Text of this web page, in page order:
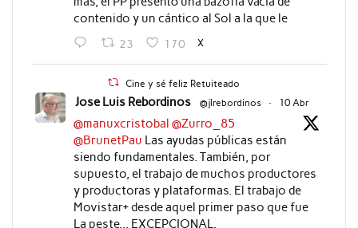
contenido y un cántico al Sol a la que le
23 170 X
Cine y sé feliz Retuiteado
Jose Luis Rebordinos @jlrebordinos · 10 Abr
@manuxcristobal @Zurro_85
@BrunetPau Las ayudas públicas están
siendo fundamentales. También, por
supuesto, el trabajo de muchos productores
y productoras y plataformas. El trabajo de
Movistar+ desde aquel primer paso que fue
La peste... EXCEPCIONAL.